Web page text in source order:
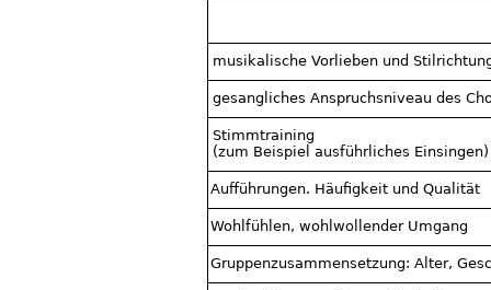
musikalische Vorlieben und
gesangliches Anspruchsniveau des
Stimmtraining
(zum Beispiel ausführliches Einsingen)
Aufführungen. Häufigkeit und Qualität
Wohlfühlen, wohlwollender Umgang
Gruppenzusammensetzung: Alter,